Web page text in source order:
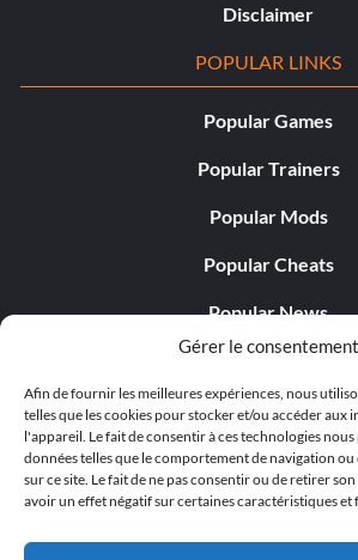
Gérer le consentement
Afin de fournir les meilleures expériences, nous
telles que les cookies pour stocker et/ou accéder aux
l'appareil. Le fait de consentir à ces technologies
données telles que le comportement de navigation
sur ce site. Le fait de ne pas consentir ou de retirer
avoir un effet négatif sur certaines caractéristiques et
Disclaimer
POPULAR LINKS
Popular Games
Popular Trainers
Popular Mods
Popular Cheats
Popular News
Popular Editorials
Popular Free Games
LATEST UPDATES